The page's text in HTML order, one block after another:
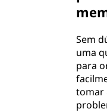
Sem
uma
para
tomar